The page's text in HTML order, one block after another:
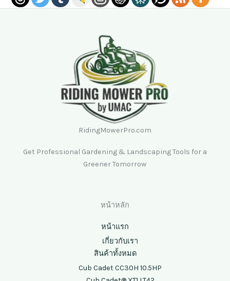
RidingMowerPro.com
Get Professional Gardening & Landscaping Tools for a
Greener Tomorrow
หน้าหลัก
หน้าแรก
เกี่ยวกับเรา
สินค้าทั้งหมด
Cub Cadet CC30H 10.5HP